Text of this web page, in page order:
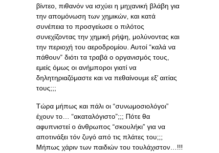
βίντεο, πιθανόν να ισχύει η μηχανική βλάβη για
την απομόνωση των χημικών, και κατά
συνέπεια το προσγείωσε ο πιλότος
συνεχίζοντας την χημική ρήψη, μολύνοντας και
την περιοχή του αεροδρομίου. Αυτοί “καλά να
πάθουν” διότι τα τραβά ο οργανισμός τους,
εμείς όμως οι ανήμποροι γιατί να
δηλητηριαζόμαστε και να πεθαίνουμε εξ’ αιτίας
τους;;;
Τώρα μήπως και πάλι οι “συνωμοσιολόγοι”
έχουν το… “ακαταλόγιστο”;;; Πότε θα
αφυπνιστεί ο άνθρωπος “σκουλήκι” για να
αποτινάξει τόν ζυγό από τις πλάτες του;;;
Μήπως χάριν των παιδιών του τουλάχιστον…!!!